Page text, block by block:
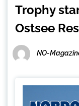
Trophy
Ostsee
NO-